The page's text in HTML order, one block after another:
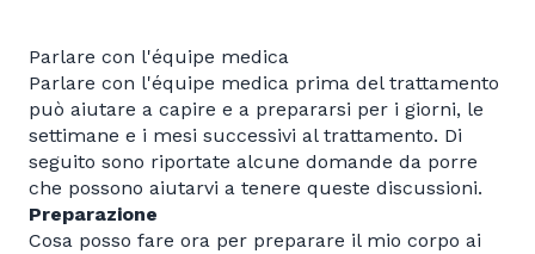
Parlare con l'équipe medica
Parlare con l'équipe medica prima del trattamento
può aiutare a capire e a prepararsi per i giorni, le
settimane e i mesi successivi al trattamento. Di
seguito sono riportate alcune domande da porre
che possono aiutarvi a tenere queste discussioni.
Preparazione
Cosa posso fare ora per preparare il mio corpo ai